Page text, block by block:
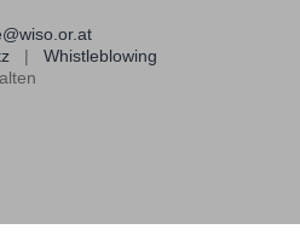
| Whistleblowing